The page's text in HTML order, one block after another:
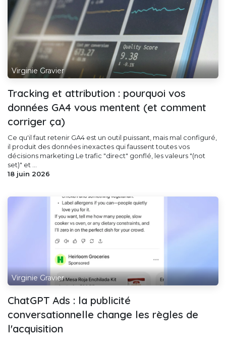
Virginie Gravier
Tracking et attribution : pourquoi vos
données GA4 vous mentent (et comment
corriger ça)
Ce qu'il faut retenir GA4 est un outil puissant, mais mal configuré,
il produit des données inexactes qui faussent toutes vos
décisions marketing Le trafic "direct" gonflé, les valeurs "(not
set)" et ...
18 juin 2026
Virginie Gravier
ChatGPT Ads : la publicité
conversationnelle change les règles de
l'acquisition